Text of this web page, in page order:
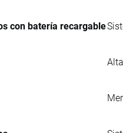
con batería recargable